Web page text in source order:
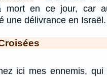
mort en ce jour, car
une délivrance en
ici mes ennemis, qui